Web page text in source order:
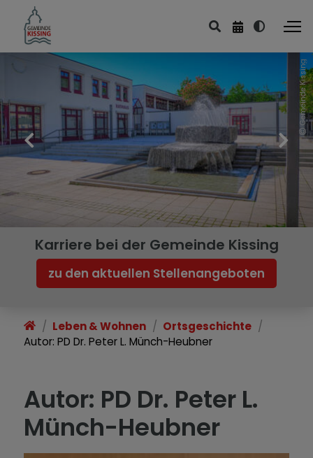
Gemeinde Kissing
Karriere bei der Gemeinde Kissing
zu den aktuellen Stellenangeboten
Leben & Wohnen
Ortsgeschichte
Autor: PD Dr. Peter L. Münch-Heubner
Autor: PD Dr. Peter L.
Münch-Heubner